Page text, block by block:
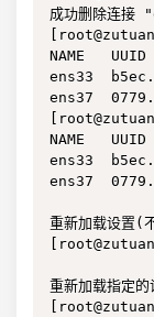
成功删除连
NAME
ens33
ens37
NAME
ens33
ens37
重新加载设置(
重新加载指定